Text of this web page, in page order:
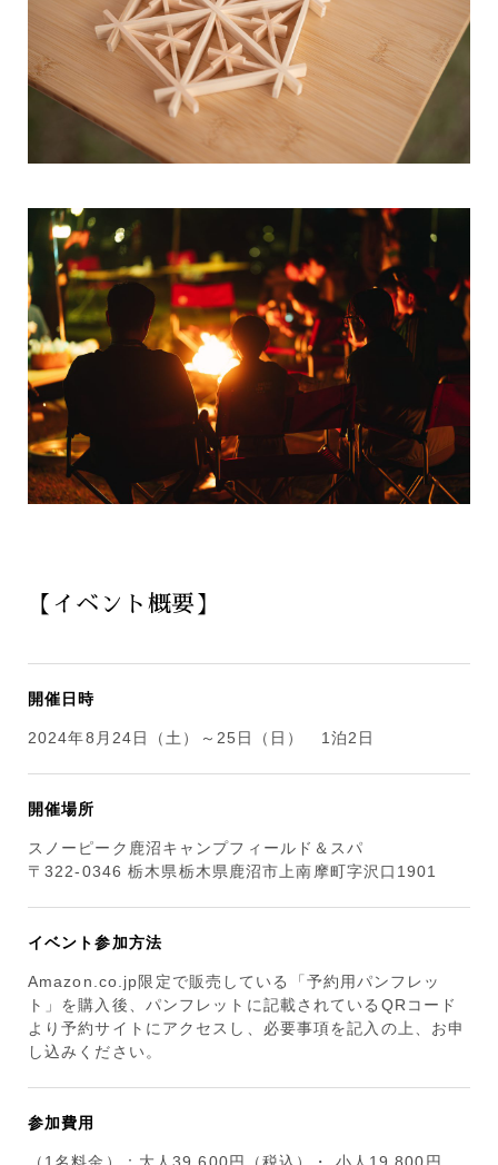
【イベント概要】
開催日時
2024年8月24日（土）～25日（日） 1泊2日
開催場所
スノーピーク鹿沼キャンプフィールド＆スパ
〒322-0346 栃木県栃木県鹿沼市上南摩町字沢口1901
イベント参加方法
Amazon.co.jp限定で販売している「予約用パンフレッ
ト」を購入後、パンフレットに記載されているQRコード
より予約サイトにアクセスし、必要事項を記入の上、お申
し込みください。
参加費用